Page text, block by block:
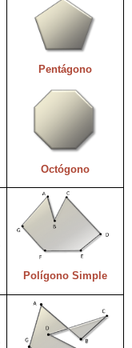
Pentágono
Octógono
Polígono Simple